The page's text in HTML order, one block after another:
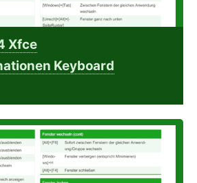
Xfce
Keyboard